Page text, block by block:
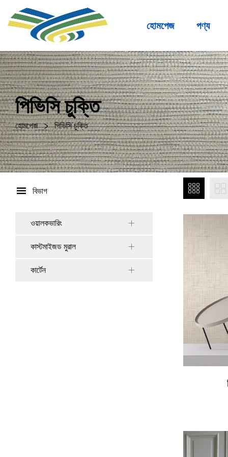
হোমপেজ পণ্য
পিভিসি চুক্তি
হোমপেজ পিভিসি চুক্তি
বিভাগ
ওয়ালকভারিং
কাস্টমাইজড মুরাল
কার্টেন